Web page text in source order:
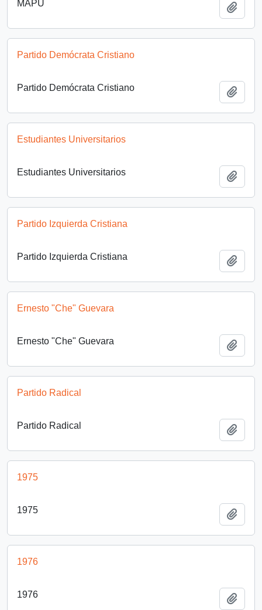
MAPU
Partido Demócrata Cristiano
Partido Demócrata Cristiano
Estudiantes Universitarios
Estudiantes Universitarios
Partido Izquierda Cristiana
Partido Izquierda Cristiana
Ernesto "Che" Guevara
Ernesto "Che" Guevara
Partido Radical
Partido Radical
1975
1975
1976
1976